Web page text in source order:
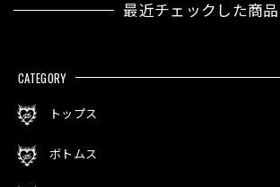
最近チェックした商品
CATEGORY
トップス
ボトムス